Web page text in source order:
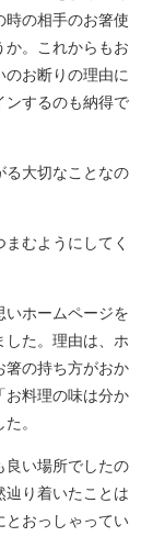
の相手のお箸使
。これからもお
お断りの理由に
ンするのも納得で
る大切なことなの
むようにしてく
ホームページを
した。理由は、ホ
箸の持ち方がおか
お料理の味は分か
。
良い場所でしたの
り着いたことは
とおっしゃってい